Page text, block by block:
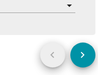
chevron_left chevron_right